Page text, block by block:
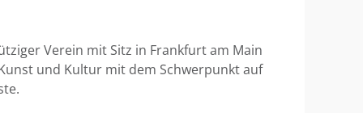
Verein mit Sitz in Frankfurt am Main
und Kultur mit dem Schwerpunkt auf